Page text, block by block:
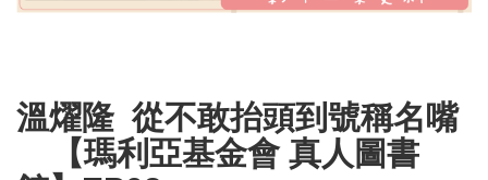
溫燿隆 從不敢抬頭到號稱名嘴
【瑪利亞基金會 真人圖書